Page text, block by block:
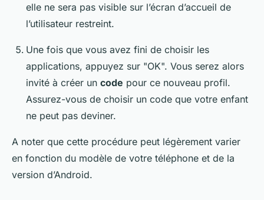
elle ne sera pas visible sur l’écran d’accueil de
l’utilisateur restreint.
Une fois que vous avez fini de choisir les
applications, appuyez sur "OK". Vous serez alors
invité à créer un code pour ce nouveau profil.
Assurez-vous de choisir un code que votre enfant
ne peut pas deviner.
A noter que cette procédure peut légèrement varier
en fonction du modèle de votre téléphone et de la
version d’Android.